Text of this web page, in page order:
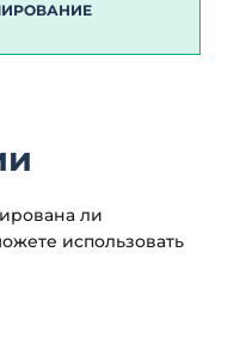
ли
использовать